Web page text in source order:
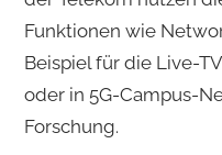
Funktionen wie
Beispiel für die Live-
oder in 5G-Campus-
Forschung.